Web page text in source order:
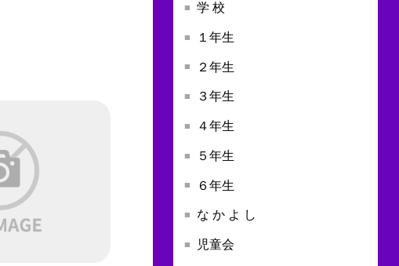
学 校
１年生
２年生
３年生
４年生
５年生
６年生
な か よ し
児童会